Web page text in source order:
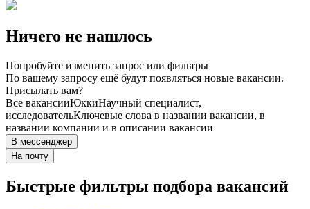
Ничего не нашлось
Попробуйте изменить запрос или фильтры
По вашему запросу ещё будут появляться новые вакансии.
Присылать вам?
Все вакансииЮккиНаучный специалист,
исследовательКлючевые слова в названии вакансии, в
названии компании и в описании вакансии
В мессенджер
На почту
Быстрые фильтры подбора вакансий